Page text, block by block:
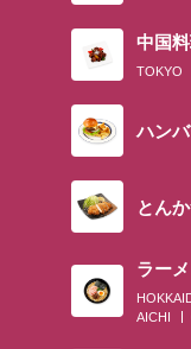
中国
TOKYO
ハン
とん
ラー
AICHI